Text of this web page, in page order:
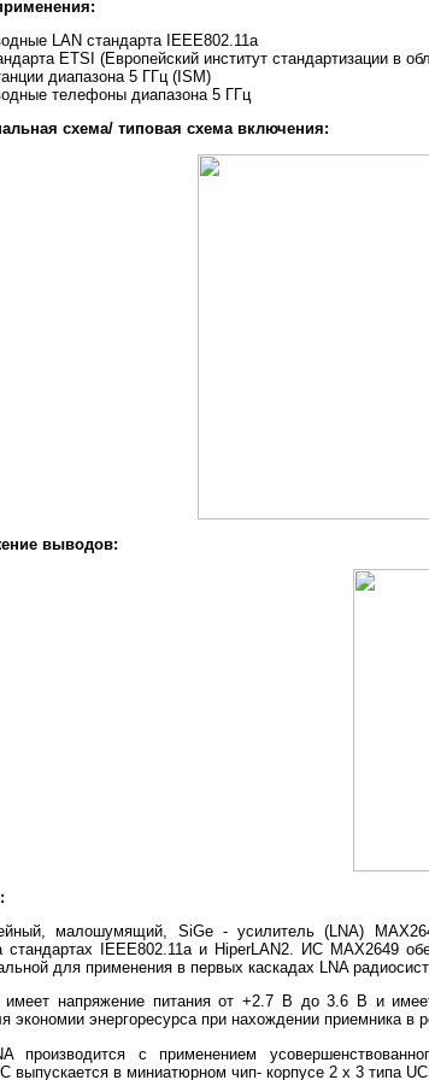
LAN стандарта IEEE802.11a
ETSI (Европейский институт стандартизации в
диапазона 5 ГГц (ISM)
телефоны диапазона 5 ГГц
схема/ типовая схема включения:
выводов:
малошумящий, SiGe - усилитель (LNA)
стандартах IEEE802.11а и HiperLAN2. ИС MAX2649
для применения в первых каскадах LNA
напряжение питания от +2.7 В до 3.6 В и
экономии энергоресурса при нахождении приемника в
производится с применением
выпускается в миниатюрном чип- корпусе 2 х 3 типа